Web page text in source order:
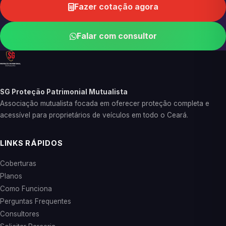
Fazer cotação agora
Falar com consultor
SG Proteção Patrimonial Mutualista
Associação mutualista focada em oferecer proteção completa e
acessível para proprietários de veículos em todo o Ceará.
LINKS RÁPIDOS
Coberturas
Planos
Como Funciona
Perguntas Frequentes
Consultores